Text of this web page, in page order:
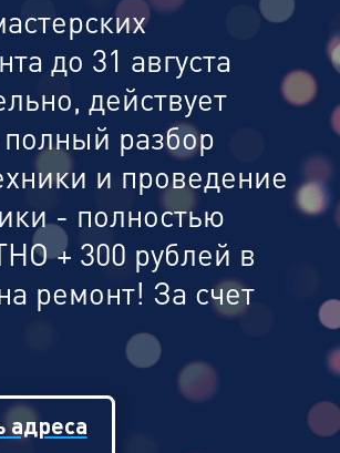
до 31 августа
действует
разбор
и проведение
- полностью
+ 300 рублей в
ремонт! За счет
адреса